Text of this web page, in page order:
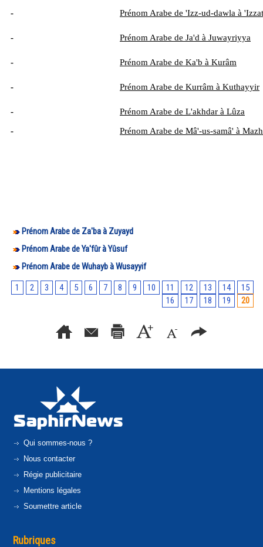
- Prénom Arabe de 'Izz-ud-dawla à 'Izzat
- Prénom Arabe de Ja'd à Juwayriyya
- Prénom Arabe de Ka'b à Kurâm
- Prénom Arabe de Kurrâm à Kuthayyir
- Prénom Arabe de L'akhdar à Lûza
- Prénom Arabe de Mâ'-us-samâ' à
Prénom Arabe de Za'ba à Zuyayd
Prénom Arabe de Ya'fûr à Yûsuf
Prénom Arabe de Wuhayb à Wusayyif
1
2 3 4 5 6 7 8 9 10 11 12 13 14
15
16
17 18 19 20
Qui sommes-nous ?
Nous contacter
Régie publicitaire
Mentions légales
Soumettre article
Rubriques